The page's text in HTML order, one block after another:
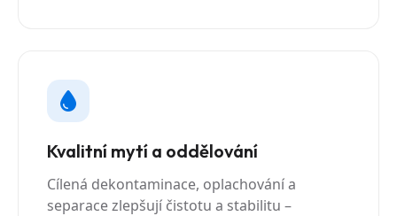
Kvalitní mytí a oddělování
Cílená dekontaminace, oplachování a
separace zlepšují čistotu a stabilitu –